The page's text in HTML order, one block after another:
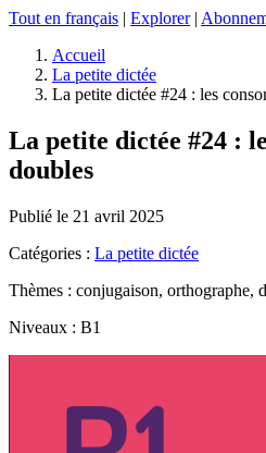
Tout en français | Explorer|
Accueil
La petite dictée
La petite dictée #24 : les
La petite dictée #24 :
doubles
Publié le 21 avril 2025
Catégories : La petite dictée
Thèmes : conjugaison, orthographe,
Niveaux : B1